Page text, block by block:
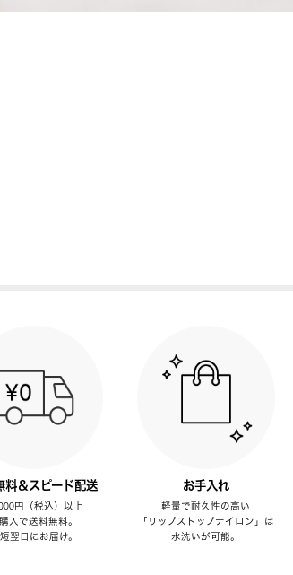
料＆スピード配送
円（税込）以上
入で送料無料。
翌日にお届け。
お手入れ
軽量で耐久性の高い
「リップストップナイロン」は
水洗いが可能。